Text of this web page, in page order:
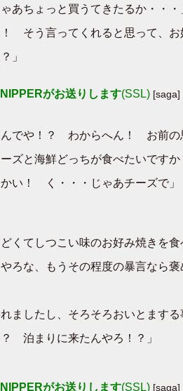
あちょっと買うてきたるか・・・
そう言ってくれると思って、お
」
がお送りします(SSL) [saga]
でや！？ わからへん！ お前の
ズと海鮮どっちが食べたいですか
い！ く・・・じゃあチーズで」
くてしつこい味のお好み焼きを
ろな、もうその程度の暴言なら褒
ましたし、そろそろおいとまする
泊まりに来たんやろ！？」
がお送りします(SSL) [saga]